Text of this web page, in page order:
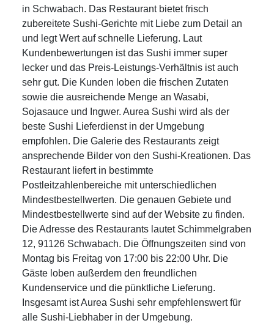
in Schwabach. Das Restaurant bietet frisch
zubereitete Sushi-Gerichte mit Liebe zum Detail an
und legt Wert auf schnelle Lieferung. Laut
Kundenbewertungen ist das Sushi immer super
lecker und das Preis-Leistungs-Verhältnis ist auch
sehr gut. Die Kunden loben die frischen Zutaten
sowie die ausreichende Menge an Wasabi,
Sojasauce und Ingwer. Aurea Sushi wird als der
beste Sushi Lieferdienst in der Umgebung
empfohlen. Die Galerie des Restaurants zeigt
ansprechende Bilder von den Sushi-Kreationen. Das
Restaurant liefert in bestimmte
Postleitzahlenbereiche mit unterschiedlichen
Mindestbestellwerten. Die genauen Gebiete und
Mindestbestellwerte sind auf der Website zu finden.
Die Adresse des Restaurants lautet Schimmelgraben
12, 91126 Schwabach. Die Öffnungszeiten sind von
Montag bis Freitag von 17:00 bis 22:00 Uhr. Die
Gäste loben außerdem den freundlichen
Kundenservice und die pünktliche Lieferung.
Insgesamt ist Aurea Sushi sehr empfehlenswert für
alle Sushi-Liebhaber in der Umgebung.